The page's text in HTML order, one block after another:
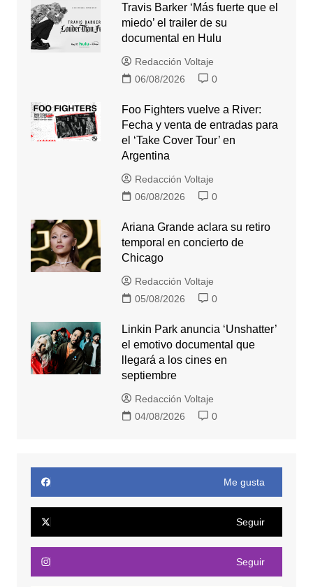
Travis Barker ‘Más fuerte que el
miedo’ el trailer de su
documental en Hulu
Redacción Voltaje
06/08/2026
0
Foo Fighters vuelve a River:
Fecha y venta de entradas para
el ‘Take Cover Tour’ en
Argentina
Redacción Voltaje
06/08/2026
0
Ariana Grande aclara su retiro
temporal en concierto de
Chicago
Redacción Voltaje
05/08/2026
0
Linkin Park anuncia ‘Unshatter’
el emotivo documental que
llegará a los cines en
septiembre
Redacción Voltaje
04/08/2026
0
Me gusta
Seguir
Seguir